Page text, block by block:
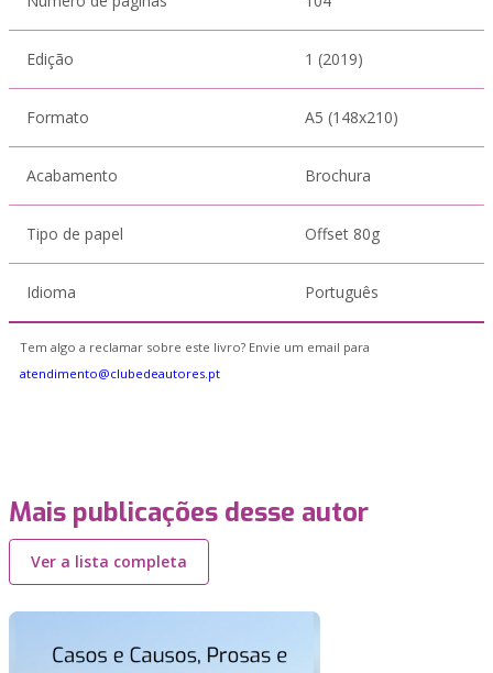
Edição 1 (2019)
Formato A5 (148x210)
Acabamento Brochura
Tipo de papel Offset 80g
Idioma Português
Tem algo a reclamar sobre este livro? Envie um email para
atendimento@clubedeautores.pt
Mais publicações desse autor
Ver a lista completa